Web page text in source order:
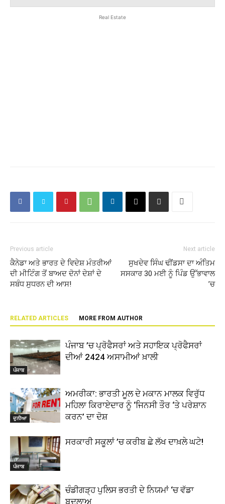
Real Estate
Previous article
ਕੈਨੇਡਾ ਅਤੇ ਭਾਰਤ ਦੇ ਵਿਦੇਸ਼ ਮੰਤਰੀਆਂ
ਦੀ ਮੀਟਿੰਗ ਤੋਂ ਬਾਅਦ ਦੋਨਾਂ ਦੇਸ਼ਾਂ ਦੇ
ਸਬੰਧ ਸੁਧਰਨ ਦੀ ਆਸ!
Next article
ਸੁਖਦੇਵ ਸਿੰਘ ਢੀਂਡਸਾ ਦਾ ਅੰਤਿਮ
ਸਸਕਾਰ 30 ਮਈ ਨੂੰ ਪਿੰਡ ਉੱਭਾਵਾਲ
’ਚ
RELATED ARTICLES MORE FROM AUTHOR
ਪੰਜਾਬ
ਪੰਜਾਬ ’ਚ ਪ੍ਰੋਫੈਸਰਾਂ ਅਤੇ ਸਹਾਇਕ ਪ੍ਰੋਫੈਸਰਾਂ
ਦੀਆਂ 2424 ਅਸਾਮੀਆਂ ਖ਼ਾਲੀ
ਦੁਨੀਆ
ਅਮਰੀਕਾ: ਭਾਰਤੀ ਮੂਲ ਦੇ ਮਕਾਨ ਮਾਲਕ ਵਿਰੁੱਧ
ਮਹਿਲਾ ਕਿਰਾਏਦਾਰ ਨੂੰ ‘ਜਿਨਸੀ ਤੌਰ ‘ਤੇ ਪਰੇਸ਼ਾਨ
ਕਰਨ’ ਦਾ ਦੋਸ਼
ਪੰਜਾਬ
ਸਰਕਾਰੀ ਸਕੂਲਾਂ ’ਚ ਕਰੀਬ ਛੇ ਲੱਖ ਦਾਖ਼ਲੇ ਘਟੇ!
ਚੰਡੀਗੜ੍ਹ ਪੁਲਿਸ ਭਰਤੀ ਦੇ ਨਿਯਮਾਂ ‘ਚ ਵੱਡਾ
ਬਦਲਾਅ